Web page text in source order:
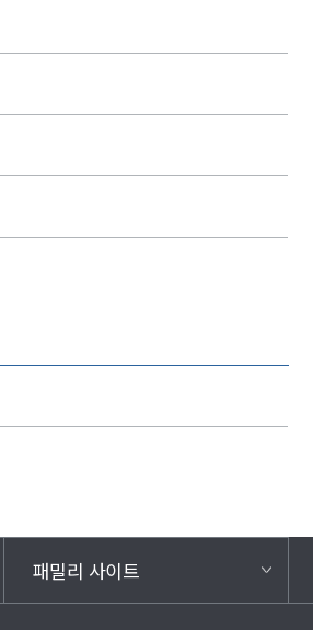
패밀리 사이트